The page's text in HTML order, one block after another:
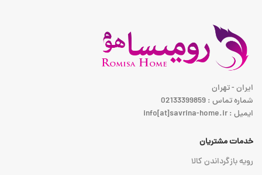
ایران - تهران
شماره تماس : 02133399859
ایمیل : info[at]savrina-home.ir
خدمات مشتریان
رویه بازگرداندن کالا